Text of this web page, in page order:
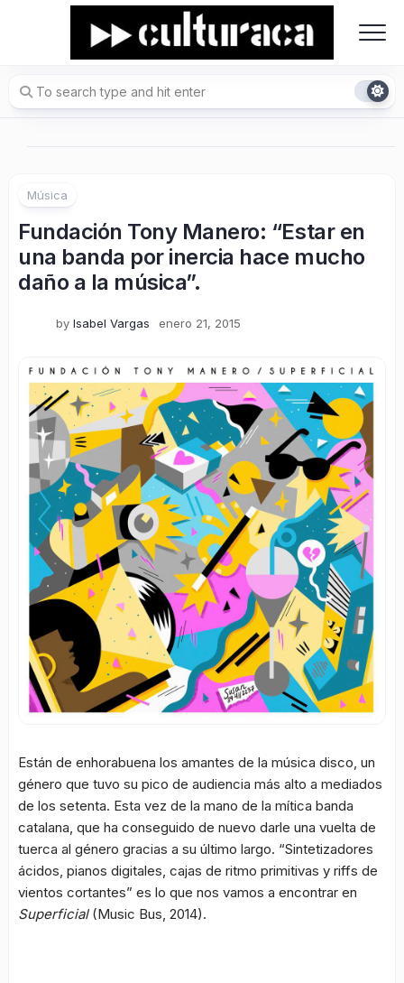
Música
Fundación Tony Manero: “Estar en
una banda por inercia hace mucho
daño a la música”.
by Isabel Vargas enero 21, 2015
Están de enhorabuena los amantes de la música disco, un
género que tuvo su pico de audiencia más alto a mediados
de los setenta. Esta vez de la mano de la mítica banda
catalana, que ha conseguido de nuevo darle una vuelta de
tuerca al género gracias a su último largo. “Sintetizadores
ácidos, pianos digitales, cajas de ritmo primitivas y riffs de
vientos cortantes” es lo que nos vamos a encontrar en
Superficial(Music Bus, 2014).